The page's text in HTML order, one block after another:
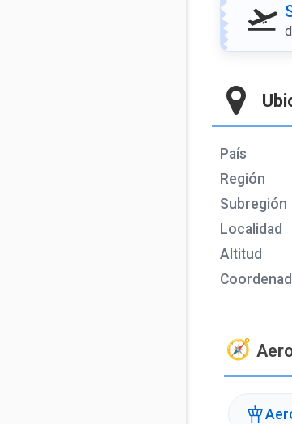
País
Región
Subregión
Localidad
Altitud